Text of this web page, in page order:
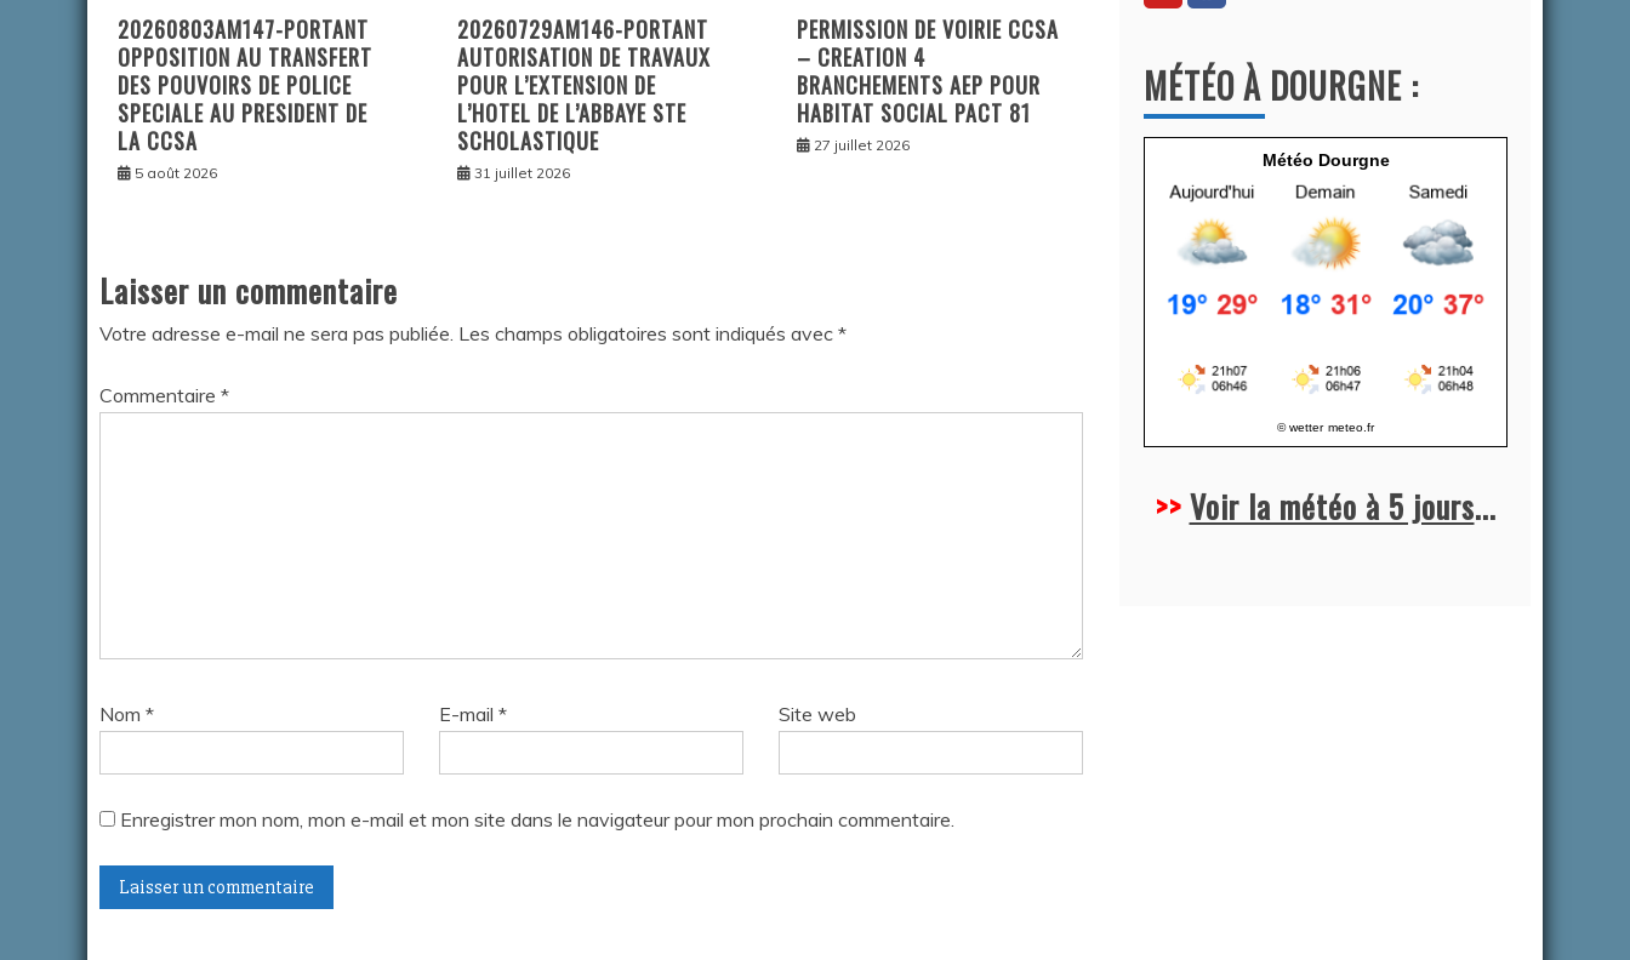
20260803AM147-PORTANT
OPPOSITION AU TRANSFERT
DES POUVOIRS DE POLICE
SPECIALE AU PRESIDENT DE
LA CCSA
5 août 2026
20260729AM146-PORTANT
AUTORISATION DE TRAVAUX
POUR L’EXTENSION DE
L’HOTEL DE L’ABBAYE STE
SCHOLASTIQUE
31 juillet 2026
PERMISSION DE VOIRIE CCSA
– CREATION 4
BRANCHEMENTS AEP POUR
HABITAT SOCIAL PACT 81
27 juillet 2026
Laisser un commentaire
Votre adresse e-mail ne sera pas publiée. Les champs obligatoires sont indiqués avec *
Commentaire *
Nom * E-mail * Site web
Enregistrer mon nom, mon e-mail et mon site dans le navigateur pour mon prochain commentaire.
n
t
i
v
MÉTÉO À DOURGNE :
Météo Dourgne
© wetter meteo.fr
>>Voir la météo à 5 jours...